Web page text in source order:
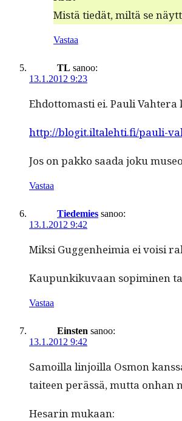
Mis­tä tiedät, miltä se
Vastaa
TL sanoo:
13.1.2012 9:23
Ehdot­tomasti ei. Pauli
http://blogit.iltalehti.fi/pauli-
Jos on pakko saa­da joku
Vastaa
Tiedemies sanoo:
13.1.2012 9:42
Mik­si Guggen­heimia ei voisi
Kaupunkiku­vaan sopimi­nen
Vastaa
Einsten sanoo:
13.1.2012 9:42
Samoil­la lin­joil­la Osmon
taiteen perässä, mut­ta onhan
Hesarin mukaan: